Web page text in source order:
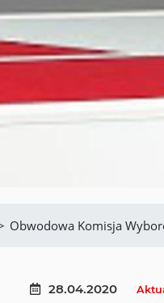
Obwodowa Komisja
28.04.2020